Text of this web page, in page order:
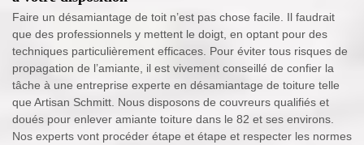
Faire un désamiantage de toit n’est pas chose facile. Il faudrait
que des professionnels y mettent le doigt, en optant pour des
techniques particulièrement efficaces. Pour éviter tous risques de
propagation de l’amiante, il est vivement conseillé de confier la
tâche à une entreprise experte en désamiantage de toiture telle
que Artisan Schmitt. Nous disposons de couvreurs qualifiés et
doués pour enlever amiante toiture dans le 82 et ses environs.
Nos experts vont procéder étape et étape et respecter les normes